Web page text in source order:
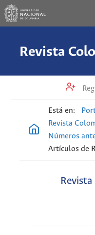
Está en:
Revista
Números
Artículos de